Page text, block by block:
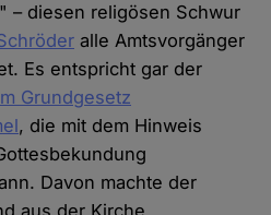
– diesen religösen Schwur
alle Amtsvorgänger
Es entspricht gar der
Grundgesetz
, die mit dem Hinweis
Davon machte der